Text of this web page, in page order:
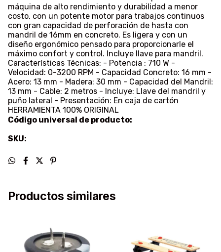
máquina de alto rendimiento y durabilidad a menor
costo, con un potente motor para trabajos continuos
con gran capacidad de perforación de hasta con
mandril de 16mm en concreto. Es ligera y con un
diseño ergonómico pensado para proporcionarle el
máximo confort y control. Incluye llave para mandril.
Características Técnicas: - Potencia : 710 W -
Velocidad: 0-3200 RPM - Capacidad Concreto: 16 mm -
Acero: 13 mm - Madera: 30 mm - Capacidad del Mandril:
13 mm - Cable: 2 metros - Incluye: Llave del mandril y
puño lateral - Presentación: En caja de cartón
HERRAMIENTA 100% ORIGINAL
Código universal de producto:
SKU:
Productos similares